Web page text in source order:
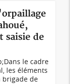
de
le cadre
les éléments
brigade de